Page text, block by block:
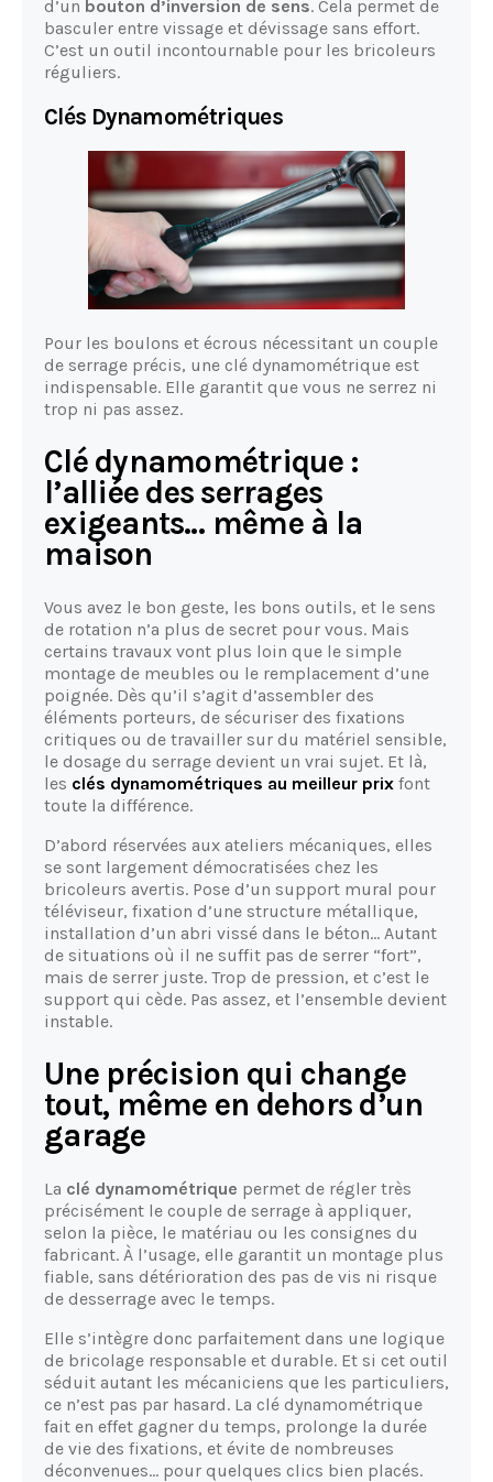
d’un bouton d’inversion de sens. Cela permet de
basculer entre vissage et dévissage sans effort.
C’est un outil incontournable pour les bricoleurs
réguliers.
Clés Dynamométriques
Pour les boulons et écrous nécessitant un couple
de serrage précis, une clé dynamométrique est
indispensable. Elle garantit que vous ne serrez ni
trop ni pas assez.
Clé dynamométrique :
l’alliée des serrages
exigeants… même à la
maison
Vous avez le bon geste, les bons outils, et le sens
de rotation n’a plus de secret pour vous. Mais
certains travaux vont plus loin que le simple
montage de meubles ou le remplacement d’une
poignée. Dès qu’il s’agit d’assembler des
éléments porteurs, de sécuriser des fixations
critiques ou de travailler sur du matériel sensible,
le dosage du serrage devient un vrai sujet. Et là,
les clés dynamométriques au meilleur prix font
toute la différence.
D’abord réservées aux ateliers mécaniques, elles
se sont largement démocratisées chez les
bricoleurs avertis. Pose d’un support mural pour
téléviseur, fixation d’une structure métallique,
installation d’un abri vissé dans le béton… Autant
de situations où il ne suffit pas de serrer “fort”,
mais de serrer juste. Trop de pression, et c’est le
support qui cède. Pas assez, et l’ensemble devient
instable.
Une précision qui change
tout, même en dehors d’un
garage
La clé dynamométrique permet de régler très
précisément le couple de serrage à appliquer,
selon la pièce, le matériau ou les consignes du
fabricant. À l’usage, elle garantit un montage plus
fiable, sans détérioration des pas de vis ni risque
de desserrage avec le temps.
Elle s’intègre donc parfaitement dans une logique
de bricolage responsable et durable. Et si cet outil
séduit autant les mécaniciens que les particuliers,
ce n’est pas par hasard. La clé dynamométrique
fait en effet gagner du temps, prolonge la durée
de vie des fixations, et évite de nombreuses
déconvenues… pour quelques clics bien placés.